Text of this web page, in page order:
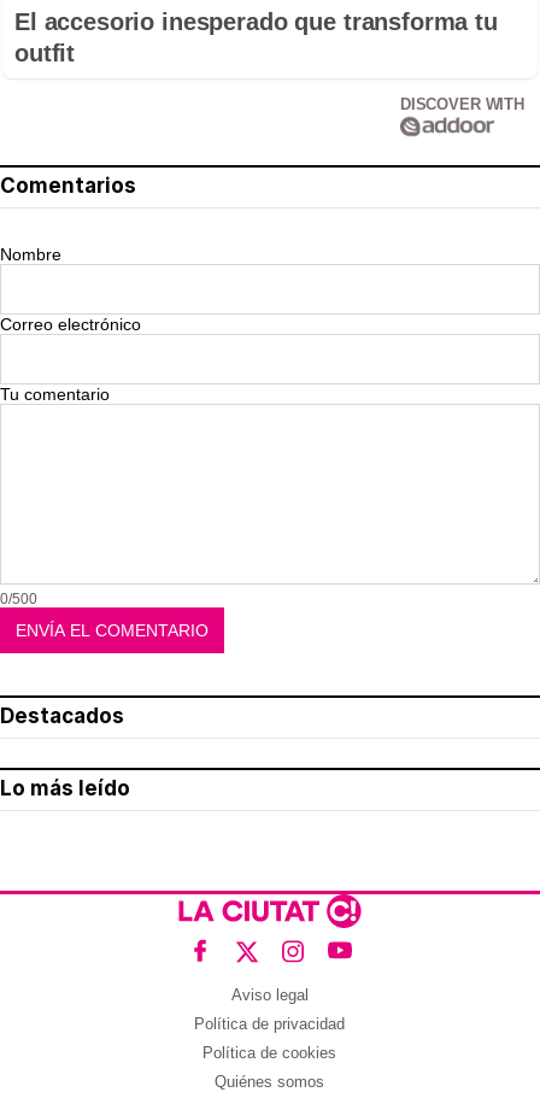
El accesorio inesperado que transforma tu
outfit
DISCOVER WITH
Comentarios
Nombre
Correo electrónico
Tu comentario
0/500
Destacados
Lo más leído
Aviso legal
Política de privacidad
Política de cookies
Quiénes somos